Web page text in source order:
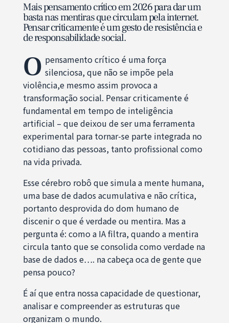
Mais pensamento crítico em 2026 para dar um
basta nas mentiras que circulam pela internet.
Pensar criticamente é um gesto de resistência e
de responsabilidade social.
O pensamento crítico é uma força
silenciosa, que não se impõe pela
violência,e mesmo assim provoca a
transformação social. Pensar criticamente é
fundamental em tempo de inteligência
artificial – que deixou de ser uma ferramenta
experimental para tornar-se parte integrada no
cotidiano das pessoas, tanto profissional como
na vida privada.
Esse cérebro robô que simula a mente humana,
uma base de dados acumulativa e não crítica,
portanto desprovida do dom humano de
discenir o que é verdade ou mentira. Mas a
pergunta é: como a IA filtra, quando a mentira
circula tanto que se consolida como verdade na
base de dados e…. na cabeça oca de gente que
pensa pouco?
É aí que entra nossa capacidade de questionar,
analisar e compreender as estruturas que
organizam o mundo.